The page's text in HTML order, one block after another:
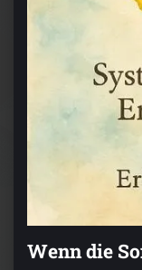
Wenn die